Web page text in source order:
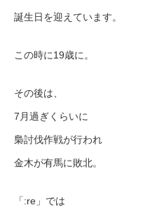
誕生日を迎えています。
この時に19歳に。
その後は、
7月過ぎくらいに
梟討伐作戦が行われ
金木が有馬に敗北。
「:re」では